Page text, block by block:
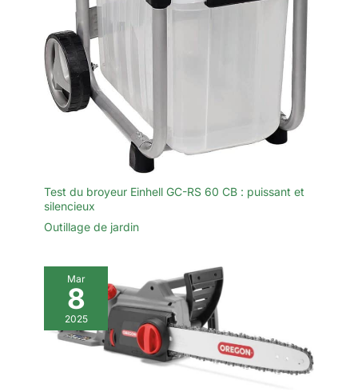
d'une expérience de tonte stable et durable, avec un minimum
Test du broyeur Einhell GC-RS 60 CB : puissant et
silencieux
Outillage de jardin
Mar
8
2025